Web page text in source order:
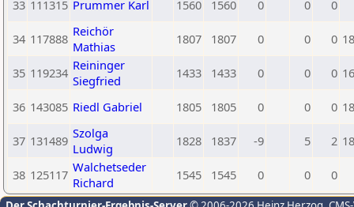
33 111315 Prummer Karl 1560 1560 0 0 0
34 117888 Reichör
Mathias
1807 1807 0 0 0
35 119234 Reininger
Siegfried
1433 1433 0 0 0
36 143085 Riedl Gabriel 1805 1805 0 0 0
37 131489 Szolga
Ludwig
1828 1837 -9 5 2
38 125117 Walchetseder
Richard
1545 1545 0 0 0